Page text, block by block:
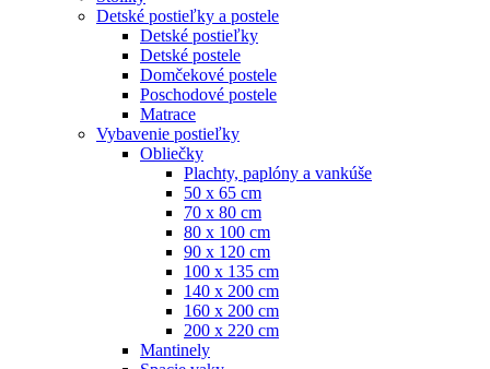
Detské postieľky a postele
Detské postieľky
Detské postele
Domčekové postele
Poschodové postele
Matrace
Vybavenie postieľky
Obliečky
Plachty, paplóny a vankúše
50 x 65 cm
70 x 80 cm
80 x 100 cm
90 x 120 cm
100 x 135 cm
140 x 200 cm
160 x 200 cm
200 x 220 cm
Mantinely